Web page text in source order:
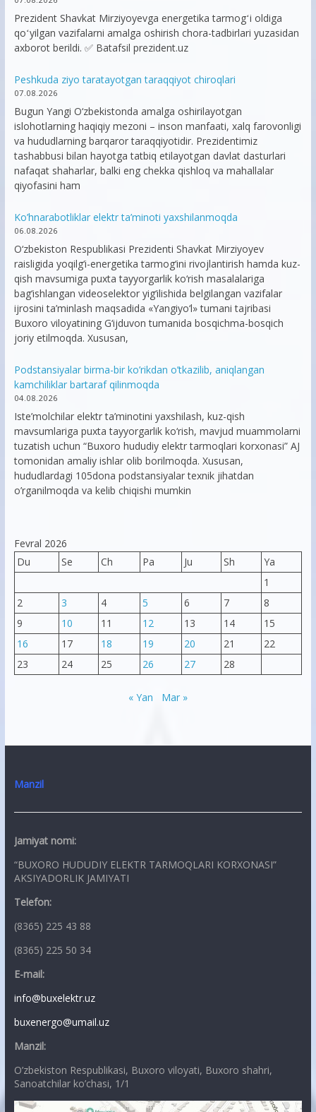
Prezident Shavkat Mirziyoyevga energetika tarmogʻi oldiga
qoʻyilgan vazifalarni amalga oshirish chora-tadbirlari yuzasidan
axborot berildi. ✅ Batafsil prezident.uz
Peshkuda ziyo taratayotgan taraqqiyot chiroqlari
07.08.2026
Bugun Yangi O‘zbekistonda amalga oshirilayotgan
islohotlarning haqiqiy mezoni – inson manfaati, xalq farovonligi
va hududlarning barqaror taraqqiyotidir. Prezidentimiz
tashabbusi bilan hayotga tatbiq etilayotgan davlat dasturlari
nafaqat shaharlar, balki eng chekka qishloq va mahallalar
qiyofasini ham
Ko’hnarabotliklar elektr ta’minoti yaxshilanmoqda
06.08.2026
O‘zbekiston Respublikasi Prezidenti Shavkat Mirziyoyev
raisligida yoqilg‘i-energetika tarmog‘ini rivojlantirish hamda kuz-
qish mavsumiga puxta tayyorgarlik ko‘rish masalalariga
bag‘ishlangan videoselektor yig‘ilishida belgilangan vazifalar
ijrosini ta’minlash maqsadida «Yangiyo‘l» tumani tajribasi
Buxoro viloyatining G‘ijduvon tumanida bosqichma-bosqich
joriy etilmoqda. Xususan,
Podstansiyalar birma-bir ko’rikdan o’tkazilib, aniqlangan
kamchiliklar bartaraf qilinmoqda
04.08.2026
Iste’molchilar elektr ta’minotini yaxshilash, kuz-qish
mavsumlariga puxta tayyorgarlik ko‘rish, mavjud muammolarni
tuzatish uchun “Buxoro hududiy elektr tarmoqlari korxonasi” AJ
tomonidan amaliy ishlar olib borilmoqda. Xususan,
hududlardagi 105dona podstansiyalar texnik jihatdan
o’rganilmoqda va kelib chiqishi mumkin
Fevral 2026
Du
Se Ch Pa Ju Sh
Ya
1
2
3 4 5 6 7
8
9
10 11 12 13 14
15
16
17 18 19 20 21
22
23
24 25 26 27 28
« Yan Mar »
Manzil
Jamiyat nomi:
“BUXORO HUDUDIY ELEKTR TARMOQLARI KORXONASI”
AKSIYADORLIK JAMIYATI
Telefon:
(8365) 225 43 88
(8365) 225 50 34
E-mail:
info@buxelektr.uz
buxenergo@umail.uz
Manzil:
O’zbekiston Respublikasi, Buxoro viloyati, Buxoro shahri,
Sanoatchilar ko’chasi, 1/1